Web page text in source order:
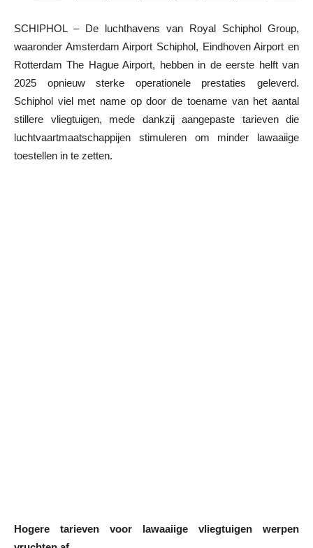
SCHIPHOL – De luchthavens van Royal Schiphol Group,
waaronder Amsterdam Airport Schiphol, Eindhoven Airport en
Rotterdam The Hague Airport, hebben in de eerste helft van
2025 opnieuw sterke operationele prestaties geleverd.
Schiphol viel met name op door de toename van het aantal
stillere vliegtuigen, mede dankzij aangepaste tarieven die
luchtvaartmaatschappijen stimuleren om minder lawaaiige
toestellen in te zetten.
Hogere tarieven voor lawaaiige vliegtuigen werpen